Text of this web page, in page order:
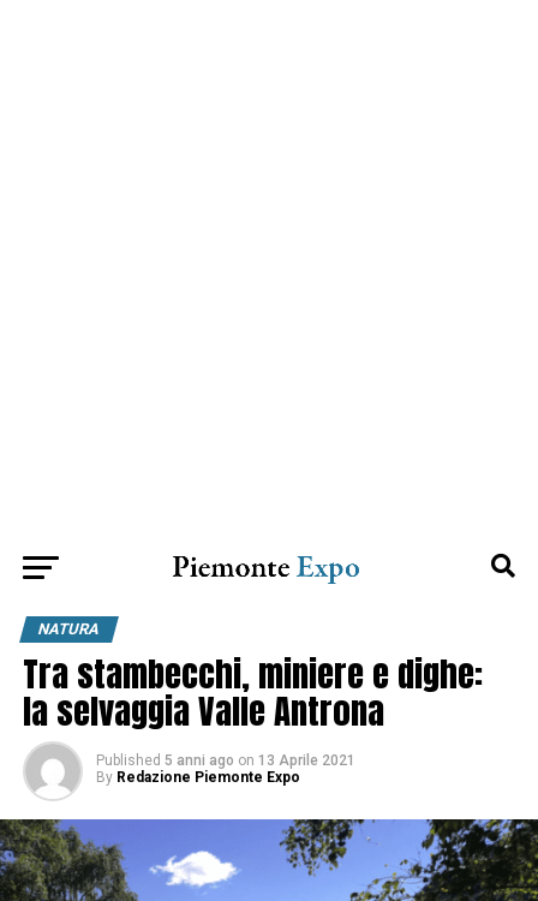
NATURA
Tra stambecchi, miniere e dighe:
la selvaggia Valle Antrona
Published 5 anni ago on 13 Aprile 2021
By Redazione Piemonte Expo